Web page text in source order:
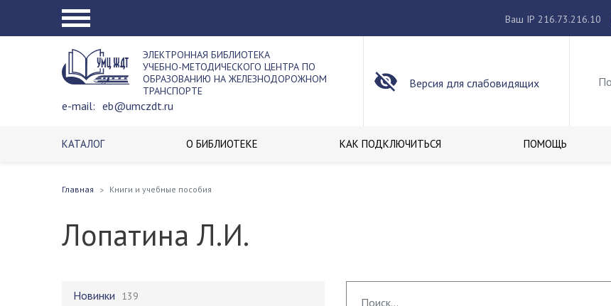
Ваш IP 216.73.216.10
ЭЛЕКТРОННАЯ БИБЛИОТЕКА
УЧЕБНО-МЕТОДИЧЕСКОГО ЦЕНТРА ПО
ОБРАЗОВАНИЮ НА ЖЕЛЕЗНОДОРОЖНОМ
ТРАНСПОРТЕ
e-mail: eb@umczdt.ru
Версия для слабовидящих
КАТАЛОГ О БИБЛИОТЕКЕ КАК ПОДКЛЮЧИТЬСЯ ПОМОЩЬ
Главная Книги и учебные пособия
Лопатина Л.И.
Новинки 139